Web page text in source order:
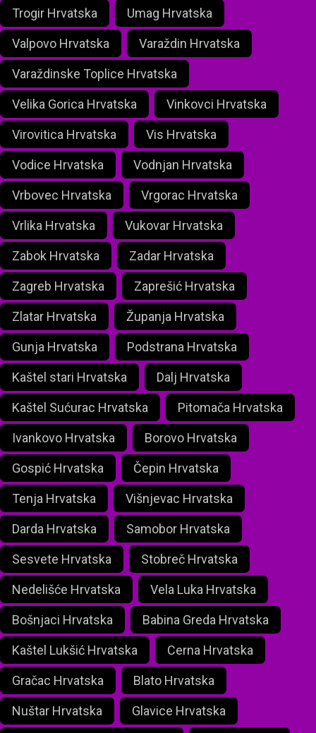
Trogir Hrvatska Umag Hrvatska
Valpovo Hrvatska Varaždin Hrvatska
Varaždinske Toplice Hrvatska
Velika Gorica Hrvatska Vinkovci Hrvatska
Virovitica Hrvatska Vis Hrvatska
Vodice Hrvatska Vodnjan Hrvatska
Vrbovec Hrvatska Vrgorac Hrvatska
Vrlika Hrvatska Vukovar Hrvatska
Zabok Hrvatska Zadar Hrvatska
Zagreb Hrvatska Zaprešić Hrvatska
Zlatar Hrvatska Županja Hrvatska
Gunja Hrvatska Podstrana Hrvatska
Kaštel stari Hrvatska Dalj Hrvatska
Kaštel Sućurac Hrvatska Pitomača Hrvatska
Ivankovo Hrvatska Borovo Hrvatska
Gospić Hrvatska Čepin Hrvatska
Tenja Hrvatska Višnjevac Hrvatska
Darda Hrvatska Samobor Hrvatska
Sesvete Hrvatska Stobreč Hrvatska
Nedelišće Hrvatska Vela Luka Hrvatska
Bošnjaci Hrvatska Babina Greda Hrvatska
Kaštel Lukšić Hrvatska Cerna Hrvatska
Gračac Hrvatska Blato Hrvatska
Nuštar Hrvatska Glavice Hrvatska